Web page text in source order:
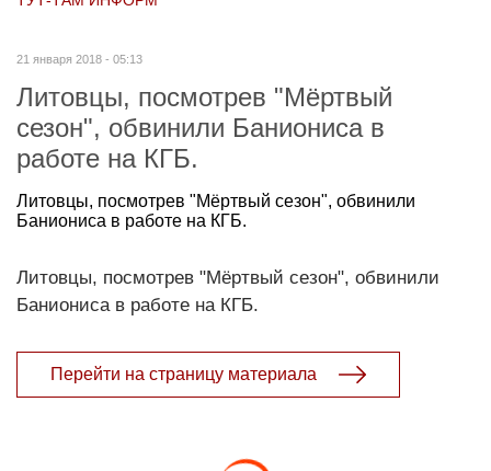
21 января 2018 - 05:13
Литовцы, посмотрев "Мёртвый
сезон", обвинили Баниониса в
работе на КГБ.
Литовцы, посмотрев "Мёртвый сезон", обвинили
Баниониса в работе на КГБ.
Литовцы, посмотрев "Мёртвый сезон", обвинили
Баниониса в работе на КГБ.
Перейти на страницу материала